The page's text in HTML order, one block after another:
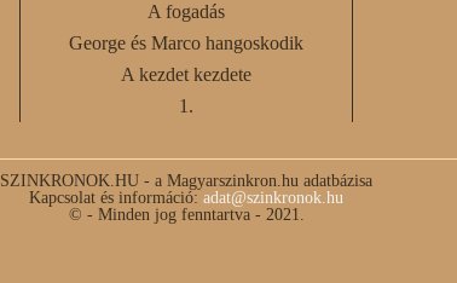
A fogadás
George és Marco hangoskodik
A kezdet kezdete
1.
SZINKRONOK.HU - a Magyarszinkron.hu adatbázisa
Kapcsolat és információ: adat@szinkronok.hu
© - Minden jog fenntartva - 2021.